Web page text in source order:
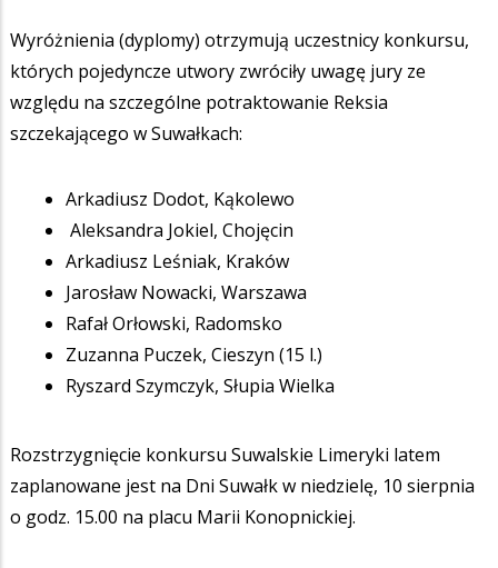
Wyróżnienia (dyplomy) otrzymują uczestnicy konkursu,
których pojedyncze utwory zwróciły uwagę jury ze
względu na szczególne potraktowanie Reksia
szczekającego w Suwałkach:
Arkadiusz Dodot, Kąkolewo
Aleksandra Jokiel, Chojęcin
Arkadiusz Leśniak, Kraków
Jarosław Nowacki, Warszawa
Rafał Orłowski, Radomsko
Zuzanna Puczek, Cieszyn (15 l.)
Ryszard Szymczyk, Słupia Wielka
Rozstrzygnięcie konkursu Suwalskie Limeryki latem
zaplanowane jest na Dni Suwałk w niedzielę, 10 sierpnia
o godz. 15.00 na placu Marii Konopnickiej.